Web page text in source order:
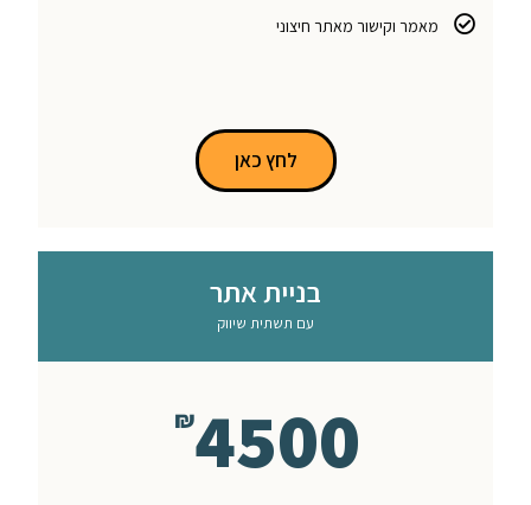
מאמר וקישור מאתר חיצוני
לחץ כאן
בניית אתר
עם תשתית שיווק
₪4500